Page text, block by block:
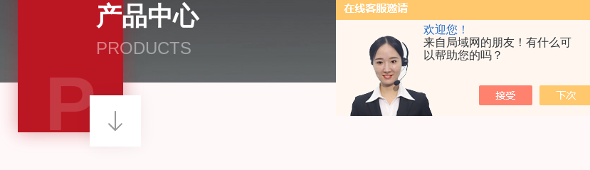
欢迎您！
来自局域网的朋友！有什么可
以帮助您的吗？
产品中心
PRODUCTS
P